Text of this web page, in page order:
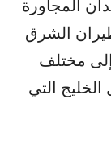
المجاورة
الشرق
مختلف
الخليج التي